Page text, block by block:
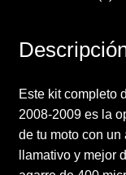
Este kit completo
2008-2009 es la
de tu moto con
llamativo y mejor